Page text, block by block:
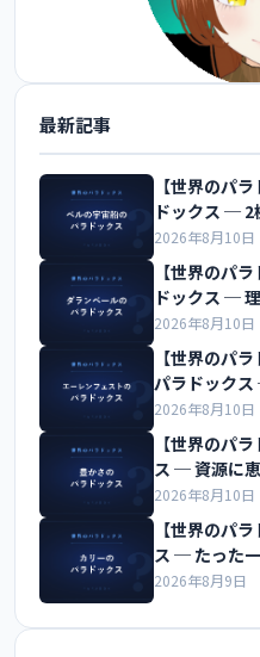
最新記事
【世界のパ
ドックス ─ 2
2026年8月10日
【世界のパ
ドックス ─
2026年8月10日
【世界のパ
パラドック
くなる
2026年8月10日
【世界のパ
ス ─ 資源に
2026年8月10日
【世界のパ
ス ─ たった
2026年8月9日